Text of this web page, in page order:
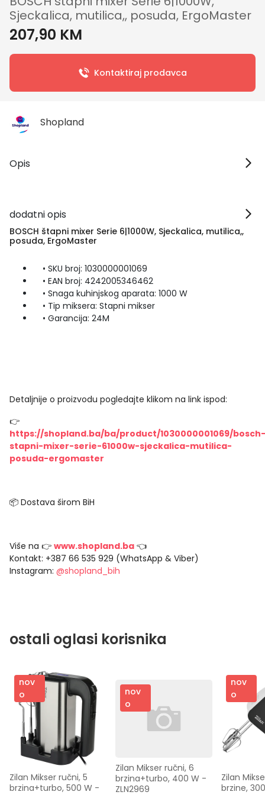
Sjeckalica, mutilica,, posuda, ErgoMaster
207,90 KM
Kontaktiraj prodavca
Shopland
Opis
dodatni opis
BOSCH štapni mixer Serie 6|1000W, Sjeckalica, mutilica,,
posuda, ErgoMaster
• SKU broj: 1030000001069
• EAN broj: 4242005346462
• Snaga kuhinjskog aparata: 1000 W
• Tip miksera: Stapni mikser
• Garancija: 24M
Detaljnije o proizvodu pogledajte klikom na link ispod:
👉
https://shopland.ba/ba/product/1030000001069/bosch-
stapni-mixer-serie-61000w-sjeckalica-mutilica-
posuda-ergomaster
📦 Dostava širom BiH
Više na 👉 www.shopland.ba 👈
Kontakt: +387 66 535 929 (WhatsApp & Viber)
Instagram: @shopland_bih
ostali oglasi korisnika
nov
o
Zilan Mikser ručni, 5
brzina+turbo, 500 W -
nov
o
Zilan Mikser ručni, 6
brzina+turbo, 400 W -
ZLN2969
nov
o
Zilan
brzine, 300